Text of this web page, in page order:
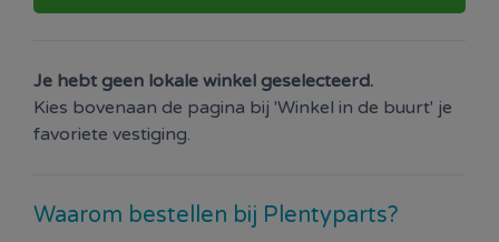
Je hebt geen lokale winkel geselecteerd.
Kies bovenaan de pagina bij 'Winkel in de buurt' je
favoriete vestiging.
Waarom bestellen bij Plentyparts?